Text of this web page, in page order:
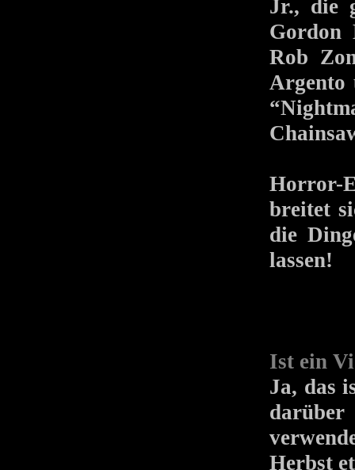
Jr., die
Gordon
Rob
Argento
Horror-
breitet
die
lassen!
Ist ein
Ja, das
Herbst